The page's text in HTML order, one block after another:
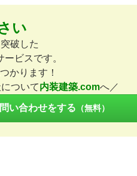
ファレKPI
い
破した
ビスです。
かります！
ついて内装建築.comへ／
問い合わせをする （無料）